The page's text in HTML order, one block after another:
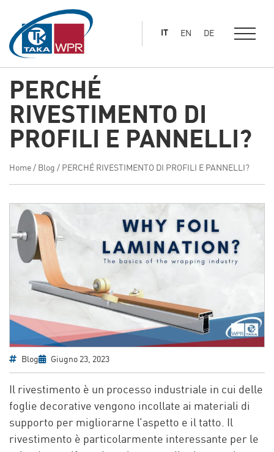
contenuto
principale
IT EN DE
PERCHÉ
RIVESTIMENTO DI
PROFILI E PANNELLI?
Home / Blog / PERCHÉ RIVESTIMENTO DI PROFILI E PANNELLI?
Blog Giugno 23, 2023
Il rivestimento è un processo industriale in cui delle
foglie decorative vengono incollate ai materiali di
supporto per migliorarne l’aspetto e il tatto. Il
rivestimento è particolarmente interessante per le